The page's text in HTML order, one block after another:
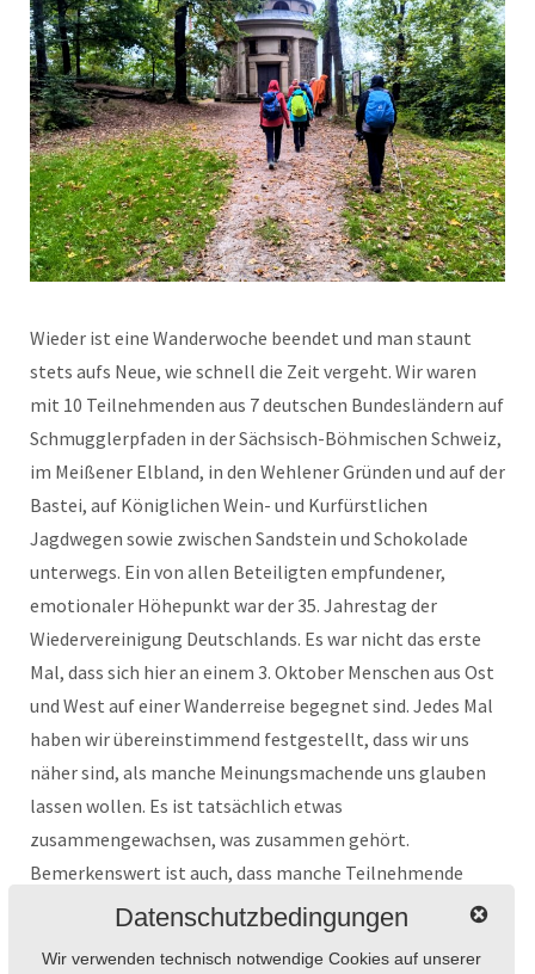
Wieder ist eine Wanderwoche beendet und man staunt
stets aufs Neue, wie schnell die Zeit vergeht. Wir waren
mit 10 Teilnehmenden aus 7 deutschen Bundesländern auf
Schmugglerpfaden in der Sächsisch-Böhmischen Schweiz,
im Meißener Elbland, in den Wehlener Gründen und auf der
Bastei, auf Königlichen Wein- und Kurfürstlichen
Jagdwegen sowie zwischen Sandstein und Schokolade
unterwegs. Ein von allen Beteiligten empfundener,
emotionaler Höhepunkt war der 35. Jahrestag der
Wiedervereinigung Deutschlands. Es war nicht das erste
Mal, dass sich hier an einem 3. Oktober Menschen aus Ost
und West auf einer Wanderreise begegnet sind. Jedes Mal
haben wir übereinstimmend festgestellt, dass wir uns
näher sind, als manche Meinungsmachende uns glauben
lassen wollen. Es ist tatsächlich etwas
zusammengewachsen, was zusammen gehört.
Bemerkenswert ist auch, dass manche Teilnehmende
schon zum wiederholten Mal teilgenommen haben und
sich auch von einem Regentag nicht abschrecken lassen.
Datenschutzbedingungen
Wir verwenden technisch notwendige Cookies auf unserer